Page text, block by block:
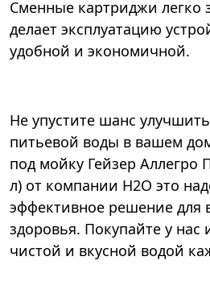
Сменные картриджи легко
делает эксплуатацию
удобной и экономичной.
Не упустите шанс
питьевой воды в вашем
под мойку Гейзер Аллегро
л) от компании Н2О это
эффективное решение для
здоровья. Покупайте у нас
чистой и вкусной водой